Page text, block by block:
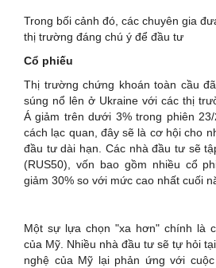
Trong bối cảnh đó, các chuyên gia
thị trường đáng chú ý để đầu tư
Cổ phiếu
Thị trường chứng khoán toàn cầu
súng nổ lên ở Ukraine với các thị
Á giảm trên dưới 3% trong phiên
cách lạc quan, đây sẽ là cơ hội cho
đầu tư dài hạn. Các nhà đầu tư sẽ
(RUS50), vốn bao gồm nhiều cổ
giảm 30% so với mức cao nhất cuối
Một sự lựa chọn "xa hơn" chính là
của Mỹ. Nhiều nhà đầu tư sẽ tự hỏi
nghệ của Mỹ lại phản ứng với